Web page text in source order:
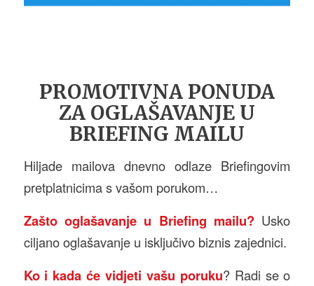
PROMOTIVNA PONUDA
ZA OGLAŠAVANJE U
BRIEFING MAILU
Hiljade mailova dnevno odlaze Briefingovim
pretplatnicima s vašom porukom…
Zašto oglašavanje u Briefing mailu? Usko
ciljano oglašavanje u isključivo biznis zajednici.
Ko i kada će vidjeti vašu poruku? Radi se o